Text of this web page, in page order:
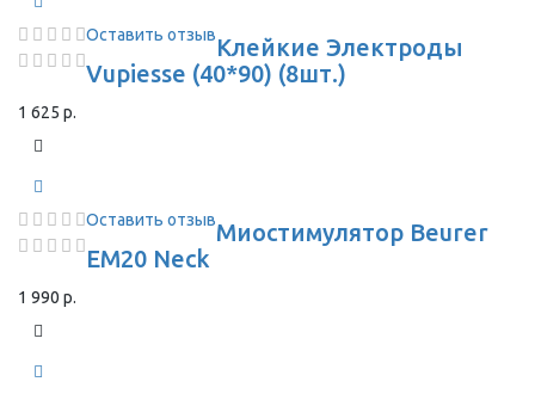
Оставить отзывКлейкие Электроды
Vupiesse (40*90) (8шт.)
1 625 р.
Оставить отзывМиостимулятор Beurer
EM20 Neck
1 990 р.